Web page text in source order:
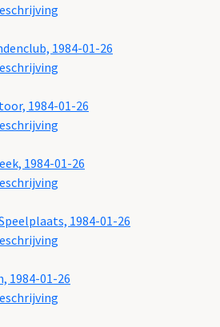
1984-01-26
1984-01-26
1984-01-26
1984-01-26
1984-01-26